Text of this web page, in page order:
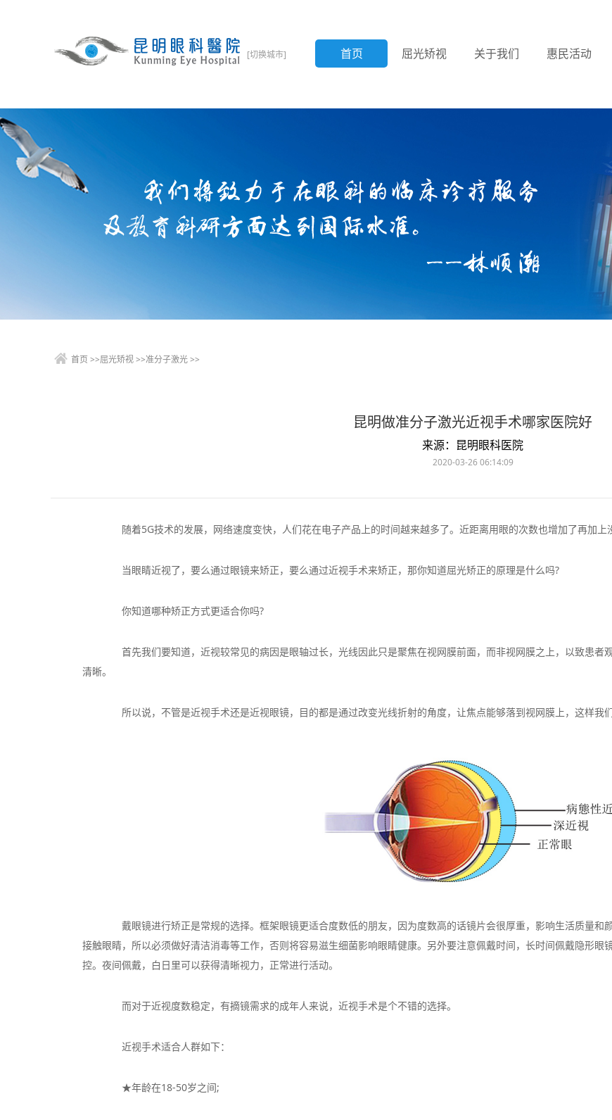
[切换城市] 首页 屈光矫视 关于我们 惠民活动
首页 >>屈光矫视>>准分子激光>>
昆明做准分子激光近视手术哪家医院好
来源：昆明眼科医院
2020-03-26 06:14:09
随着5G技术的发展，网络速度变快，人们花在电子产品上的时间越来越多了。近距离用眼的次数也增加了再加上
当眼睛近视了，要么通过眼镜来矫正，要么通过近视手术来矫正，那你知道屈光矫正的原理是什么吗?
你知道哪种矫正方式更适合你吗?
首先我们要知道，近视较常见的病因是眼轴过长，光线因此只是聚焦在视网膜前面，而非视网膜之上，以致患者
清晰。
所以说，不管是近视手术还是近视眼镜，目的都是通过改变光线折射的角度，让焦点能够落到视网膜上，这样我们
戴眼镜进行矫正是常规的选择。框架眼镜更适合度数低的朋友，因为度数高的话镜片会很厚重，影响生活质量和
接触眼睛，所以必须做好清洁消毒等工作，否则将容易滋生细菌影响眼睛健康。另外要注意佩戴时间，长时间佩戴隐形
控。夜间佩戴，白日里可以获得清晰视力，正常进行活动。
而对于近视度数稳定，有摘镜需求的成年人来说，近视手术是个不错的选择。
近视手术适合人群如下：
★年龄在18-50岁之间;